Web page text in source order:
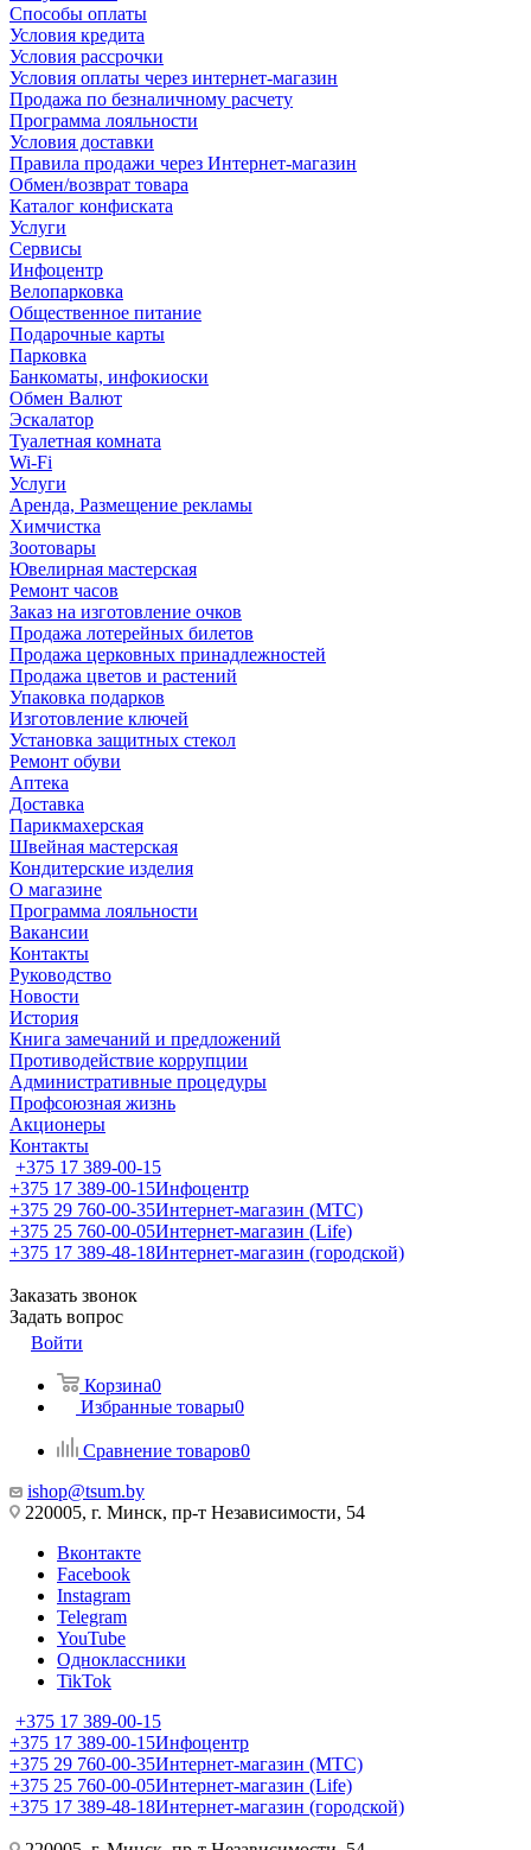
Способы оплаты
Условия кредита
Условия рассрочки
Условия оплаты через интернет-магазин
Продажа по безналичному расчету
Программа лояльности
Условия доставки
Правила продажи через Интернет-магазин
Обмен/возврат товара
Каталог конфиската
Услуги
Сервисы
Инфоцентр
Велопарковка
Общественное питание
Подарочные карты
Парковка
Банкоматы, инфокиоски
Обмен Валют
Эскалатор
Туалетная комната
Wi-Fi
Услуги
Аренда, Размещение рекламы
Химчистка
Зоотовары
Ювелирная мастерская
Ремонт часов
Заказ на изготовление очков
Продажа лотерейных билетов
Продажа церковных принадлежностей
Продажа цветов и растений
Упаковка подарков
Изготовление ключей
Установка защитных стекол
Ремонт обуви
Аптека
Доставка
Парикмахерская
Швейная мастерская
Кондитерские изделия
О магазине
Программа лояльности
Вакансии
Контакты
Руководство
Новости
История
Книга замечаний и предложений
Противодействие коррупции
Административные процедуры
Профсоюзная жизнь
Акционеры
Контакты
+375 17 389-00-15
+375 17 389-00-15Инфоцентр
+375 29 760-00-35Интернет-магазин (МТС)
+375 25 760-00-05Интернет-магазин (Life)
+375 17 389-48-18Интернет-магазин (городской)
Заказать звонок
Задать вопрос
Войти
Корзина0
Избранные товары0
Сравнение товаров0
ishop@tsum.by
220005, г. Минск, пр-т Независимости, 54
Вконтакте
Facebook
Instagram
Telegram
YouTube
Одноклассники
TikTok
+375 17 389-00-15
+375 17 389-00-15Инфоцентр
+375 29 760-00-35Интернет-магазин (МТС)
+375 25 760-00-05Интернет-магазин (Life)
+375 17 389-48-18Интернет-магазин (городской)